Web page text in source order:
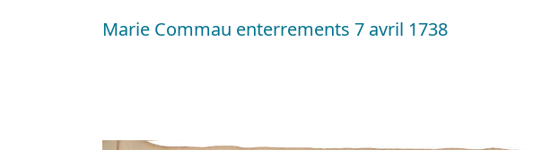
Marie Commau enterrements 7 avril 1738